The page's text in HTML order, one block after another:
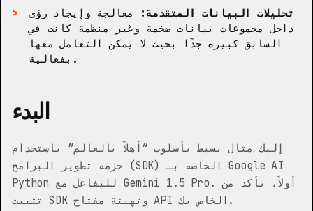
تحليلات البيانات المتقدمة:
معالجة وإيجاد رؤى
داخل مجموعات بيانات ضخمة وغير منظمة كانت في
السابق كبيرة جدًا بحيث لا يمكن التعامل معها
بفعالية.
البدء
إليك مثال بسيط بأسلوب “أهلاً بالعالم” باستخدام
حزمة تطوير البرامج (SDK) الخاصة بـ Google AI
Python للتفاعل مع Gemini 1.5 Pro. أولاً، تأكد من
تثبيت SDK وتهيئة مفتاح API الخاص بك.